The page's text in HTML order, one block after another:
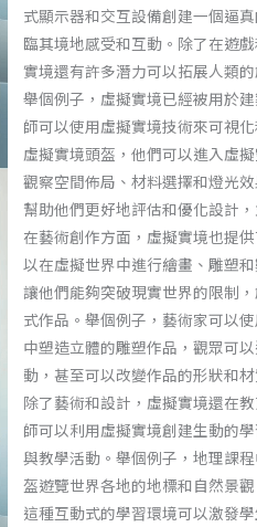
式顯示器和交互設備創建一個逼
臨其境地感受和互動。除了在遊
實境還有許多潛力可以拓展人類的
舉個例子，虛擬實境已經被用於
師可以使用虛擬實境技術來可視
虛擬實境頭盔，他們可以進入虛
觀察空間佈局、材料選擇和燈光
幫助他們更好地評估和優化設計
在藝術創作方面，虛擬實境也提
以在虛擬世界中進行繪畫、雕塑
讓他們能夠突破現實世界的限制
式作品。舉個例子，藝術家可以
中塑造立體的雕塑作品，觀眾可
動，甚至可以改變作品的形狀和材
除了藝術和設計，虛擬實境還在
師可以利用虛擬實境創建生動的
與教學活動。舉個例子，地理課
盔遊覽世界各地的地標和自然景
這種互動式的學習環境可以激發